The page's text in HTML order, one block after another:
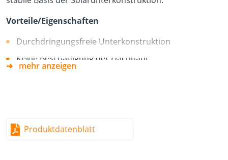
Vorteile/Eigenschaften
Durchdringungsfreie Unterkonstruktion
Keine Beschädigung der Dachhaut
Bedingt geeignet für salzhaltige Atmosphären
mehr anzeigen
Produktdatenblatt